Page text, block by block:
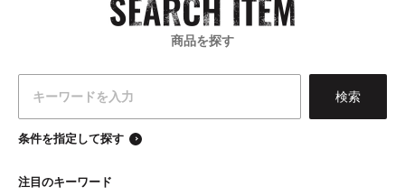
商品を探す
条件を指定して探す
注目のキーワード